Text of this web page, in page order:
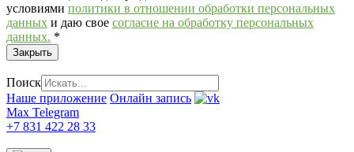
условиями политики в отношении обработки персональных
данных и даю свое согласие на обработку персональных
данных. *
Закрыть
Поиск
Наше приложение Онлайн запись
Max Telegram
+7 831 422 28 33